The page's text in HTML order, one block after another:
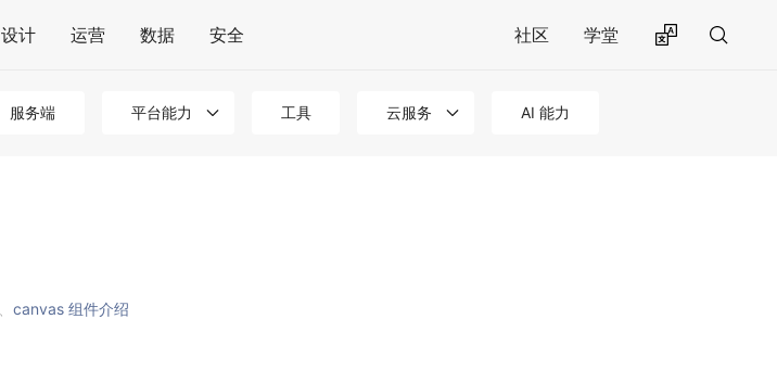
设计 运营 数据 安全 社区 学堂
服务端 平台能力 工具 云服务 AI 能力
canvas 组件介绍